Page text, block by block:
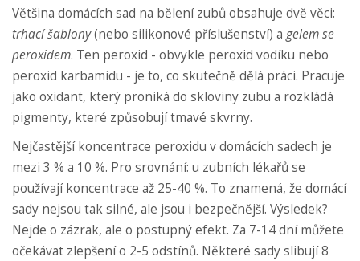
Většina domácích sad na bělení zubů obsahuje dvě věci:
trhací šablony(nebo silikonové příslušenství) agelem se
peroxidem. Ten peroxid - obvykle peroxid vodíku nebo
peroxid karbamidu - je to, co skutečně dělá práci. Pracuje
jako oxidant, který proniká do skloviny zubu a rozkládá
pigmenty, které způsobují tmavé skvrny.
Nejčastější koncentrace peroxidu v domácích sadech je
mezi 3 % a 10 %. Pro srovnání: u zubních lékařů se
používají koncentrace až 25-40 %. To znamená, že domácí
sady nejsou tak silné, ale jsou i bezpečnější. Výsledek?
Nejde o zázrak, ale o postupný efekt. Za 7-14 dní můžete
očekávat zlepšení o 2-5 odstínů. Některé sady slibují 8